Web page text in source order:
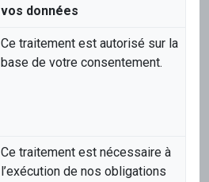
vos données
Ce traitement est autorisé sur la
base de votre consentement.
Ce traitement est nécessaire à
l’exécution de nos obligations